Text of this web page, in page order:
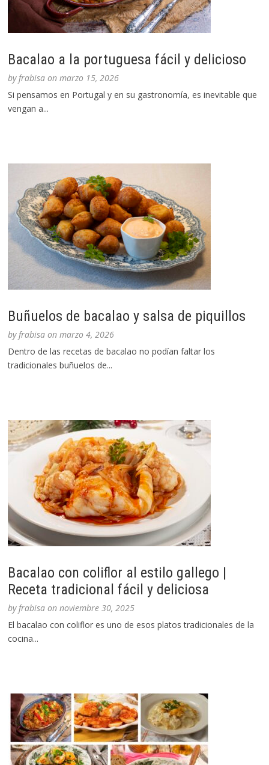
Bacalao a la portuguesa fácil y delicioso
byfrabisa onmarzo 15, 2026
Si pensamos en Portugal y en su gastronomía, es inevitable que
vengan a...
Buñuelos de bacalao y salsa de piquillos
byfrabisa onmarzo 4, 2026
Dentro de las recetas de bacalao no podían faltar los
tradicionales buñuelos de...
Bacalao con coliflor al estilo gallego |
Receta tradicional fácil y deliciosa
byfrabisa onnoviembre 30, 2025
El bacalao con coliflor es uno de esos platos tradicionales de la
cocina...